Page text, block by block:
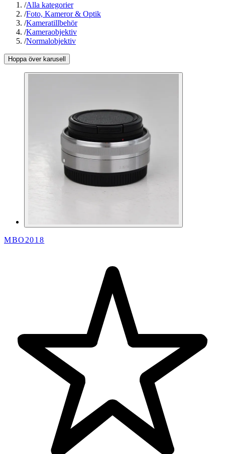
/Alla kategorier
/Foto, Kameror & Optik
/Kameratillbehör
/Kameraobjektiv
/Normalobjektiv
Hoppa över karusell
MBO2018